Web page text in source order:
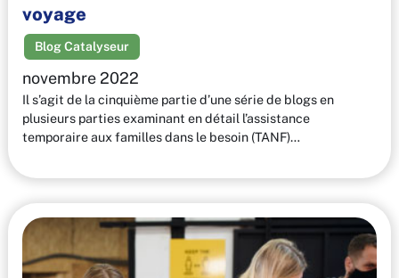
voyage
Blog Catalyseur
novembre 2022
Il s’agit de la cinquième partie d’une série de blogs en
plusieurs parties examinant en détail l’assistance
temporaire aux familles dans le besoin (TANF)…